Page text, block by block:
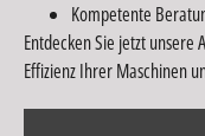
Kompetente
Entdecken Sie jetzt
Effizienz Ihrer Maschinen